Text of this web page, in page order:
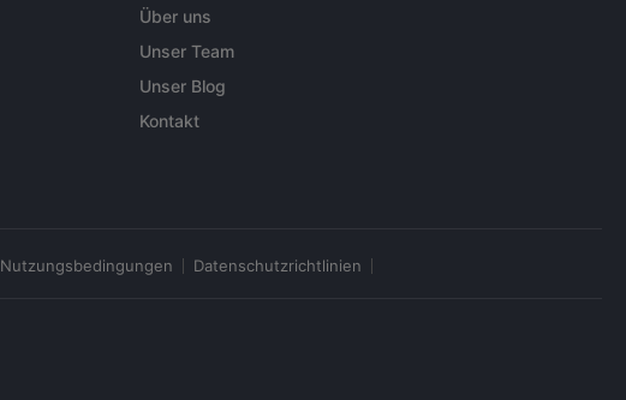
Über uns
Unser Team
Unser Blog
Kontakt
Nutzungsbedingungen Datenschutzrichtlinien